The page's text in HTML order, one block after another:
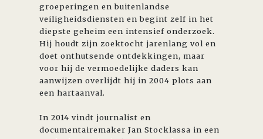
groeperingen en buitenlandse
veiligheidsdiensten en begint zelf in het
diepste geheim een intensief onderzoek.
Hij houdt zijn zoektocht jarenlang vol en
doet onthutsende ontdekkingen, maar
voor hij de vermoedelijke daders kan
aanwijzen overlijdt hij in 2004 plots aan
een hartaanval.
In 2014 vindt journalist en
documentairemaker Jan Stocklassa in een